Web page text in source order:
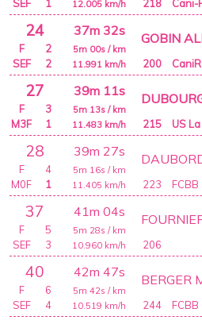
218
12.005 km/h
SEF
1 Cani-
24 37m 32s
200
GOBIN
5m 00s / km
11.991 km/h
F
2
SEF
2
27 39m 11s
215
5m 13s / km
11.483 km/h
F
3
M3F
1 US
28 39m 27s
223
5m 16s / km
11.405 km/h
F
4
M0F
1 FCBB
37 41m 04s
206
5m 28s / km
10.960 km/h
F
5
SEF
3
40 42m 47s
244
BERGER
5m 42s / km
10.519 km/h
F
6
SEF
4 FCBB